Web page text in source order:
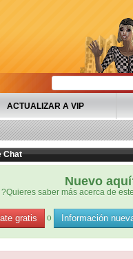
ACTUALIZAR A VIP
Chat
Nuevo
?Quieres saber más acerca de
gratis o Información